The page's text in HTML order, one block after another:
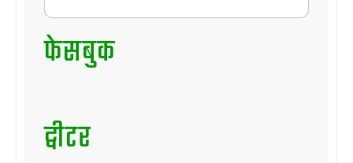
फेसबुक
ट्वीटर